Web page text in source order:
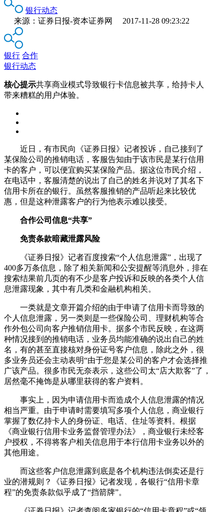
银行动态
来源：证券日报-资本证券网 2017-11-28 09:23:22
银行 合作
银行动态
核心提示共享商业模式导致银行卡信息被共享，给持卡人
带来糟糕的用户体验。
近日，有市民向《证券日报》记者投诉，自己接到了
某保险公司的推销电话，客服告知由于该市民是某行信用
卡的客户，可以便宜购买某保险产品。据这位市民介绍，
在电话中，客服清楚的说出了自己的姓名并说对了其名下
信用卡所在的银行。虽然客服推销的产品听起来比较优
惠，但是这种泄露客户的行为他表示难以接受。
合作公司信息“共享”
免责条款暗藏泄露风险
《证券日报》记者百度搜索“个人信息泄露”，出现了
400多万条信息，除了相关新闻和公安提醒等消息外，排在
搜索结果前几页的有不少是客户投诉和反映的各类个人信
息泄露现象，其中有几类和金融机构相关。
一类就是文章开篇介绍的由于申请了信用卡而导致的
个人信息泄露，另一类则是一些保险公司、理财机构等合
作外包公司向客户推销信用卡。据多个市民反映，在这两
种情况接到的推销电话，业务员均能准确的说出自己的姓
名，有的甚至直接核对身份证号客户信息，除此之外，很
多业务员还会主动表明“由于您是某公司的客户才会选择推
广该产品。很多市民无奈表示，这些公司太“店大欺客”了，
居然毫不掩饰是从哪里获得的客户资料。
事实上，因为申请信用卡而造成个人信息泄露的情况
相当严重。由于申请时需要填写多项个人信息，商业银行
掌握了数亿持卡人的身份证、电话、住址等资料。根据
《商业银行信用卡业务监督管理办法》，商业银行未经客
户授权，不得将客户相关信息用于本行信用卡业务以外的
其他用途。
而这些客户信息泄露到底是各个机构违法倒卖还是行
业的潜规则？《证券日报》记者发现，各银行“信用卡章
程”的免责条款似乎成了“挡箭牌”。